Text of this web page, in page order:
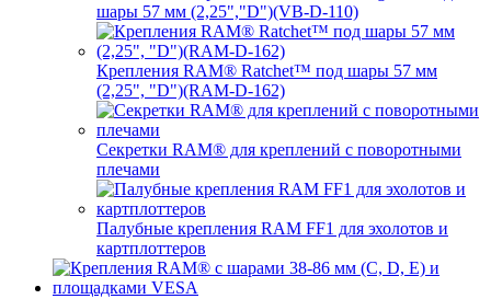
шары 57 мм (2,25","D")(VB-D-110)
Крепления RAM® Ratchet™ под шары 57 мм
(2,25", "D")(RAM-D-162)
Секретки RAM® для креплений с поворотными
плечами
Палубные крепления RAM FF1 для эхолотов и
картплоттеров